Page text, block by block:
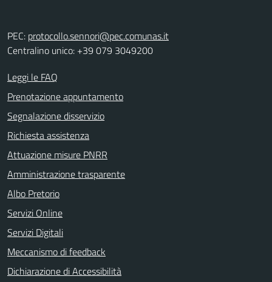
PEC: protocollo.sennori@pec.comunas.it
Centralino unico: +39 079 3049200
Leggi le FAQ
Prenotazione appuntamento
Segnalazione disservizio
Richiesta assistenza
Attuazione misure PNRR
Amministrazione trasparente
Albo Pretorio
Servizi Online
Servizi Digitali
Meccanismo di feedback
Dichiarazione di Accessibilità